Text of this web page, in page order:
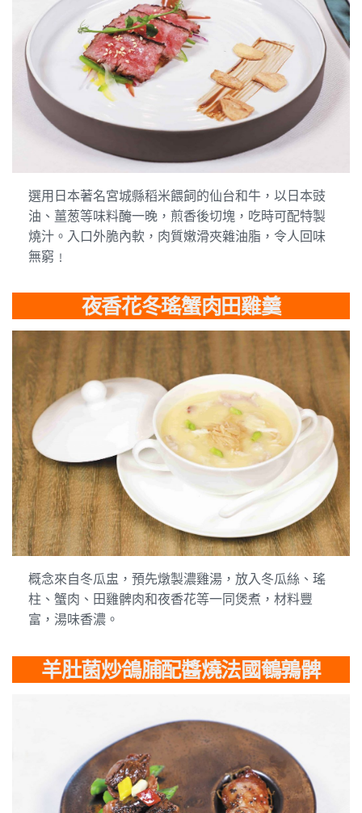
選用日本著名宮城縣稻米餵飼的仙台和牛，以日本豉
油、薑葱等味料醃一晚，煎香後切塊，吃時可配特製
燒汁。入口外脆內軟，肉質嫩滑夾雜油脂，令人回味
無窮﹗
夜香花冬瑤蟹肉田雞羹
概念來自冬瓜盅，預先燉製濃雞湯，放入冬瓜絲、瑤
柱、蟹肉、田雞髀肉和夜香花等一同煲煮，材料豐
富，湯味香濃。
羊肚菌炒鴿脯配醬燒法國鵪鶉髀